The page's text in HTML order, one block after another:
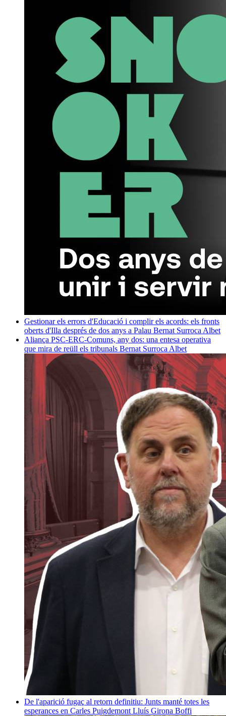
Gestionar els errors d'Educació i complir els acords: els fronts
oberts d'Illa després de dos anys a Palau Bernat Surroca Albet
Aliança PSC-ERC-Comuns, any dos: una entesa operativa
que mira de reüll els tribunals Bernat Surroca Albet
De l'aparició fugaç al retorn definitiu: Junts manté totes les
esperances en Carles Puigdemont Lluís Girona Boffi